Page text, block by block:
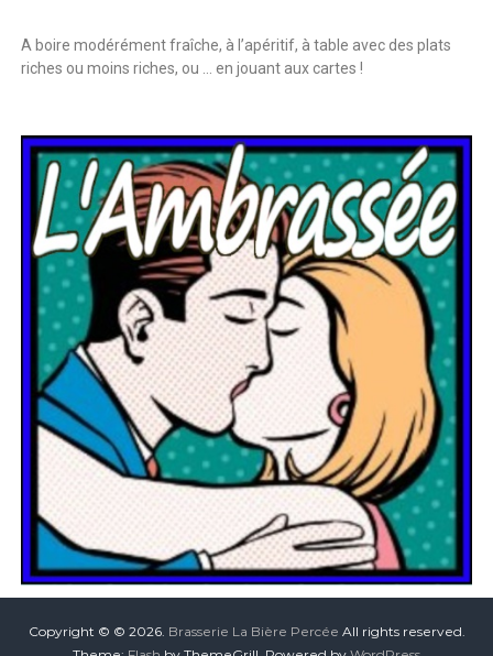
A boire modérément fraîche, à l’apéritif, à table avec des plats
riches ou moins riches, ou … en jouant aux cartes !
Copyright © © 2026. Brasserie La Bière Percée All rights reserved.